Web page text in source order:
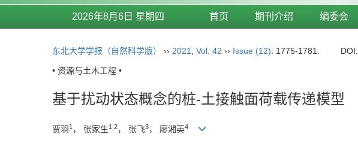
2026年8月6日 星期四 首页 期刊介绍 编委会
东北大学学报（自然科学版） ›› 2021 Vol. 42 ›› Issue (12): 1775-1781. DOI:
• 资源与土木工程 •
基于扰动状态概念的桩-土接触面荷载传递模型
贾羽 1 ， 张家生1,2， 张飞3， 廖湘英4